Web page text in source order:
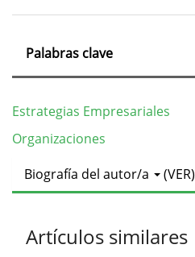
Palabras clave
Estrategias Empresariales
Organizaciones
Detalles
artículo
Biografía del autor/a (VER)
Artículos similares